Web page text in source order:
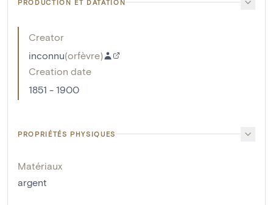
PRODUCTION ET DATATION
Creator
inconnu(orfèvre)
Creation date
1851 - 1900
PROPRIÉTÉS PHYSIQUES
Matériaux
argent